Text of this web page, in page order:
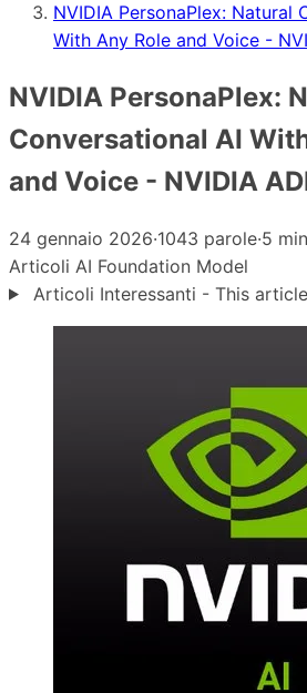
NVIDIA PersonaPlex: Natural
With Any Role and Voice -
NVIDIA PersonaPlex:
Conversational AI
and Voice - NVIDIA
24 gennaio 2026·1043 parole·5
Articoli AI Foundation Model
Articoli Interessanti - This